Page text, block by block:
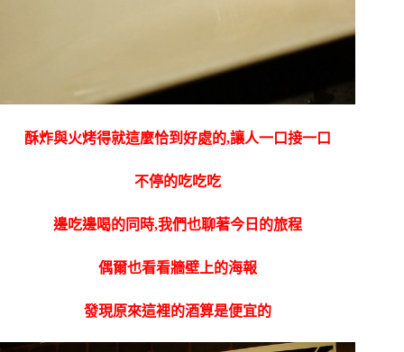
酥炸與火烤得就這麼恰到好處的,讓人一口接一口
不停的吃吃吃
邊吃邊喝的同時,我們也聊著今日的旅程
偶爾也看看牆壁上的海報
發現原來這裡的酒算是便宜的